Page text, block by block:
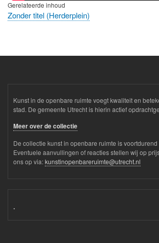
Gerelateerde inhoud
Zonder titel (Herderplein)
Kunst in de openbare ruimte voegt kwaliteit en
stad. De gemeente Utrecht is hierin actief
Meer over de collectie
De collectie kunst in openbare ruimte is
Eventuele aanvullingen of reacties stellen wij op
ons op via:kunstinopenbareruimte@utrecht.nl
.